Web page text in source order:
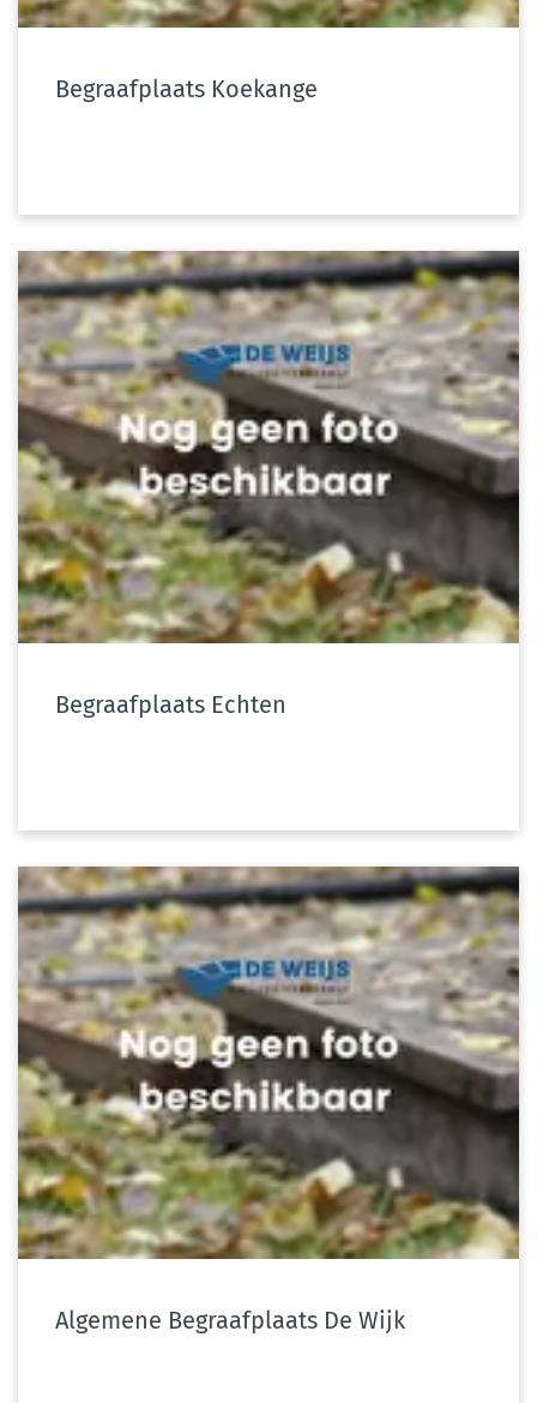
Begraafplaats Koekange
Begraafplaats Echten
Algemene Begraafplaats De Wijk